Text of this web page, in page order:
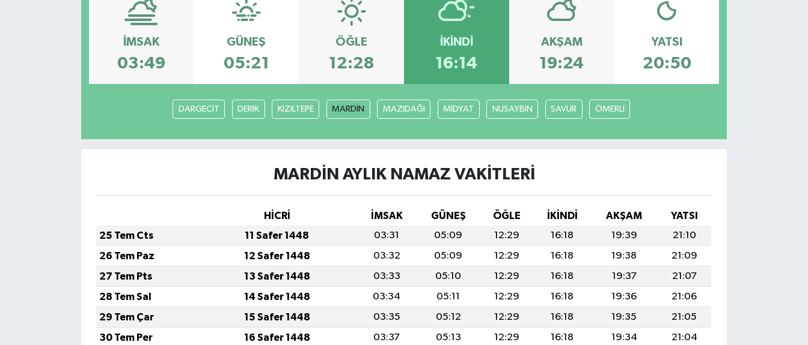
İMSAK
03:49
GÜNEŞ
05:21
ÖĞLE
12:28
İKINDI
16:14
AKŞAM
19:24
YATSI
20:50
DARGECİT DERİK KIZILTEPE MARDİN MAZIDAĞI MİDYAT NUSAYBİN SAVUR ÖMERLİ
MARDİN AYLIK NAMAZ VAKITLERI
HİCRİ İMSAK GÜNEŞ ÖĞLE İKINDI AKŞAM
YATSI
25 Tem Cts
11 Safer 1448 03:31 05:09 12:29 16:18 19:39
21:10
26 Tem Paz
12 Safer 1448 03:32 05:09 12:29 16:18 19:38
21:09
27 Tem Pts
13 Safer 1448 03:33 05:10 12:29 16:18 19:37
21:07
28 Tem Sal
14 Safer 1448 03:34 05:11 12:29 16:18 19:36
21:06
29 Tem Çar
15 Safer 1448 03:35 05:12 12:29 16:18 19:35
21:05
30 Tem Per
16 Safer 1448 03:37 05:13 12:29 16:18 19:34
21:04
Bilim, Teknoloji